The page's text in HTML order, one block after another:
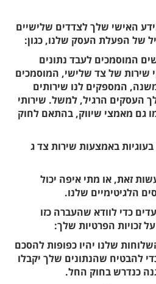
האישי שלך לצדדים שלישיים
של הפעלת העסק שלנו, כגון:
המוסמכים לעבד נתונים
שירות של צד שלישי, המוסמכים
המספקים לנו שירותים
העסקים הרגיל, למשל. שירותי
גם מאמצי שיווק, בהתאם לחוק
באמצעות שירות צד ג
זאת, או מתי איפה יכול
הלגיטימיים שלנו.
כדי לוודא שהעברה כזו
זכויות הפרטיות שלך:
שלנו יהיו כפופות להסכם
להבטיח שהנתונים שלך יקבלו
כנדרש בחוק החל.